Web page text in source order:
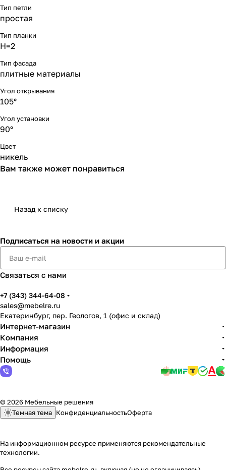
Тип петли
простая
Тип планки
Н=2
Тип фасада
плитные материалы
Угол открывания
105°
Угол установки
90°
Цвет
никель
Вам также может понравиться
Назад к списку
Подписаться на новости и акции
Связаться с нами
+7 (343) 344-64-08
sales@mebelre.ru
Екатеринбург, пер. Геологов, 1 (офис и склад)
Интернет-магазин
Компания
Информация
Помощь
© 2026 Мебельные решения
Темная тема КонфиденциальностьОферта
На информационном ресурсе применяются рекомендательные
технологии.